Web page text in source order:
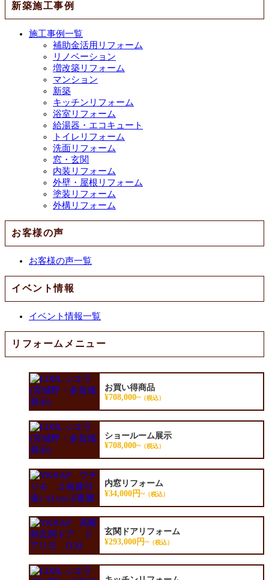
新築施工事例
施工事例一覧
補助金活用リフォーム
リノベーション
増改築リフォーム
マンション
新築
キッチンリフォーム
浴室リフォーム
給湯器・エコキュート
トイレリフォーム
洗面リフォーム
窓・玄関
内装リフォーム
外壁・屋根リフォーム
塗装リフォーム
外構リフォーム
お客様の声
お客様の声一覧
イベント情報
イベント情報一覧
リフォームメニュー
お買い得商品
¥708,000~（税込）
ショールーム展示
¥708,000~（税込）
内窓リフォーム
¥34,000円~（税込）
玄関ドアリフォーム
¥293,000円~（税込）